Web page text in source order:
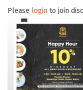
Please login to join